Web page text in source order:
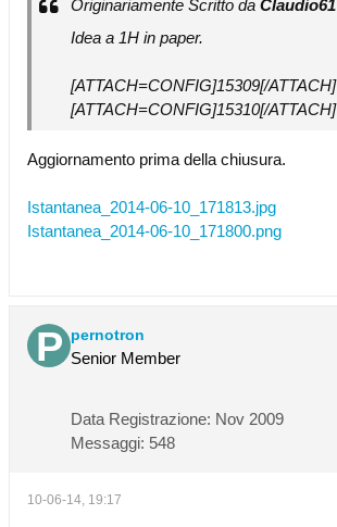
Originariamente Scritto da Claudio61
Idea a 1H in paper.
[ATTACH=CONFIG]15309[/ATTACH]
[ATTACH=CONFIG]15310[/ATTACH]
Aggiornamento prima della chiusura.
Istantanea_2014-06-10_171813.jpg
Istantanea_2014-06-10_171800.png
pernotron
Senior Member
Data Registrazione: Nov 2009
Messaggi: 548
10-06-14, 19:17